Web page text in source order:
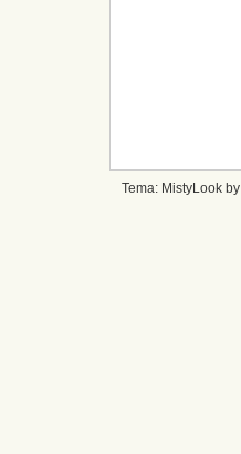
Tema: MistyLook by